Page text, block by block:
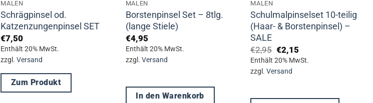
gewählt
werden
werden
MALEN
Schrägpinsel od.
Katzenzungenpinsel SET
€7,50
Enthält 20% MwSt.
zzgl.Versand
Zum Produkt
MALEN
Borstenpinsel Set – 8tlg.
(lange Stiele)
€4,95
Enthält 20% MwSt.
zzgl. Versand
In den Warenkorb
MALEN
Schulmalpinselset 10-teilig
(Haar- & Borstenpinsel) –
SALE
€2,95 Ursprünglicher
Preis
war:
€2,95
€2,15
Preis
ist:
Enthält 20% MwSt.
zzgl.Versand